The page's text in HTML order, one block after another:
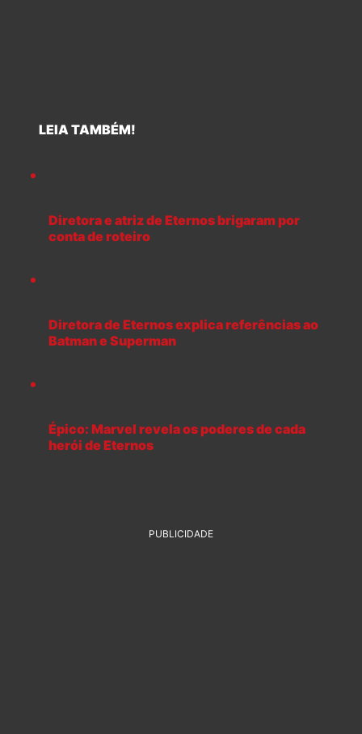
LEIA TAMBÉM!
Diretora e atriz de Eternos brigaram por
conta de roteiro
Diretora de Eternos explica referências ao
Batman e Superman
Épico: Marvel revela os poderes de cada
herói de Eternos
PUBLICIDADE